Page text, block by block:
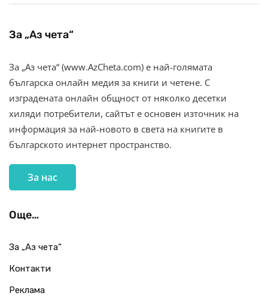
За „Аз чета“
За „Аз чета“ (www.AzCheta.com) е най-голямата
българска онлайн медия за книги и четене. С
изградената онлайн общност от няколко десетки
хиляди потребители, сайтът е основен източник на
информация за най-новото в света на книгите в
българското интернет пространство.
За нас
Още…
За „Аз чета“
Контакти
Реклама